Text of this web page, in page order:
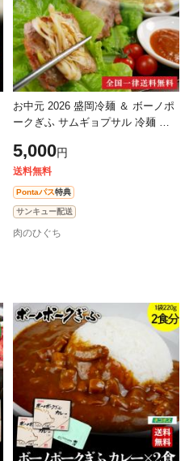
お中元 2026 盛岡冷麺 ＆ ボーノポ
ークぎふ サムギョプサル 冷麺 豚
お取り寄せ グルメ ぼーのぽーく
5,000円
送料無料
Pontaパス特典
サンキュー配送
肉のひぐち